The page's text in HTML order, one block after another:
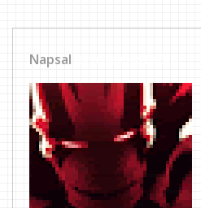
Napsal